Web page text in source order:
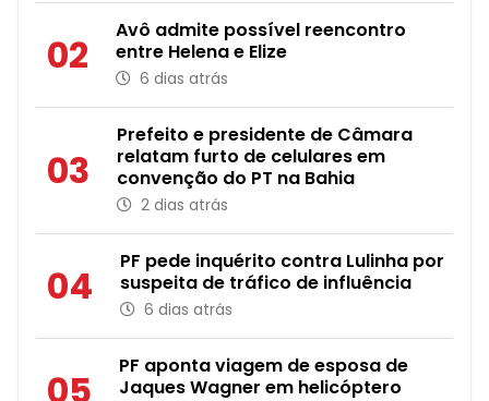
02
Avô admite possível reencontro
entre Helena e Elize
6 dias atrás
03
Prefeito e presidente de Câmara
relatam furto de celulares em
convenção do PT na Bahia
2 dias atrás
04
PF pede inquérito contra Lulinha por
suspeita de tráfico de influência
6 dias atrás
05
PF aponta viagem de esposa de
Jaques Wagner em helicóptero